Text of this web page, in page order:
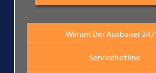
Warum Der Ausbauer 24/
Servicehotline